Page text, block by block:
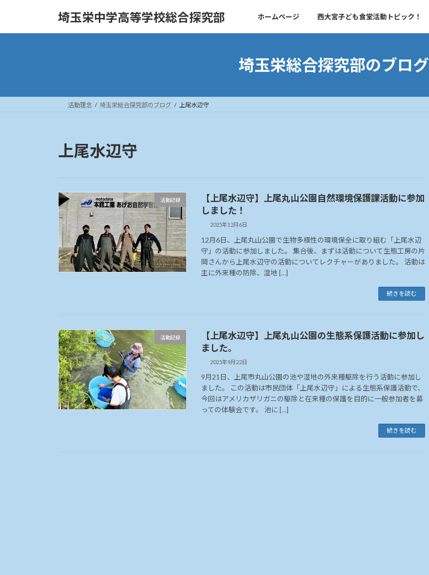
埼玉栄中学高等学校総合探究部 ホームページ 西大宮子ども食堂活動トピック！
埼玉栄総合探究部のブログ
活動理念 埼玉栄総合探究部のブログ 上尾水辺守
上尾水辺守
活動記録
【上尾水辺守】上尾丸山公園自然環境保護課活動に参加
しました！
2025年12月6日
12月6日、上尾丸山公園で生物多様性の環境保全に取り組む「上尾水辺
守」の活動に参加しました。 集合後、まずは活動について生態工房の片
岡さんから上尾水辺守の活動についてレクチャーがありました。 活動は
主に外来種の防除、湿地 […]
続きを読む
活動記録
【上尾水辺守】上尾丸山公園の生態系保護活動に参加し
ました。
2025年9月22日
9月21日、上尾市丸山公園の池や湿地の外来種駆除を行う活動に参加し
ました。 この活動は市民団体「上尾水辺守」による生態系保護活動で、
今回はアメリカザリガニの駆除と在来種の保護を目的に一般参加者を募
っての体験会です。 池に […]
続きを読む